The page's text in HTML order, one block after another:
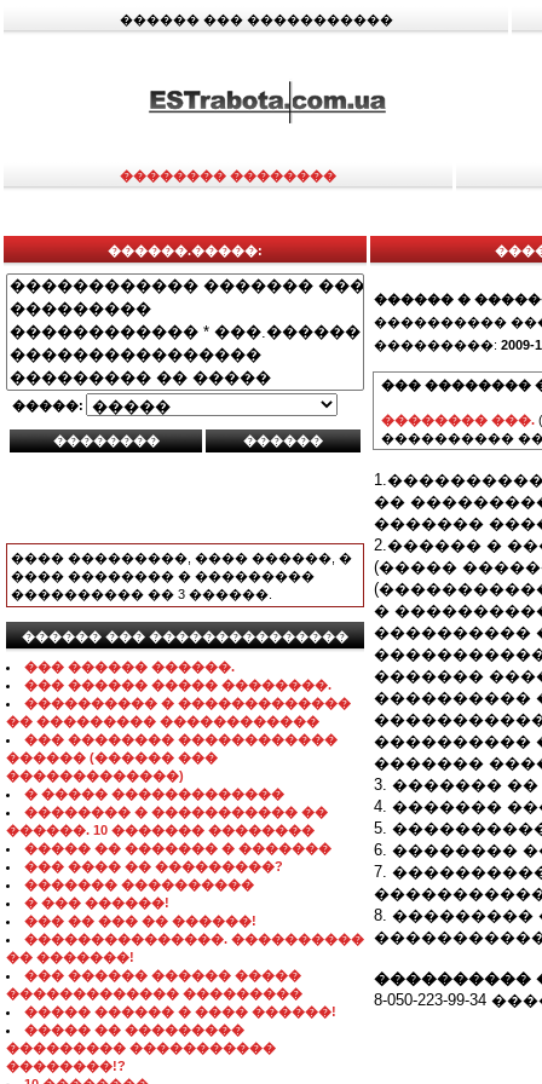
������ ��� �����������
�������� ��������
������.�����:
�����:
���� ���������, ���� ������, �
���� �������� � ���������
���������� �� 3 ������.
������ ��� ���������������
��� ������ ������.
��� ������ ����� ��������.
���������� � �������������
�� ��������� ������������
��� �������� ������������
������ (������ ���
�������������)
� ����� �������������
�������� � ����������� ��
������. 10 ������� ��������
����� �� ������� � �������
��� ���� �� ���������?
������� ����������
� ��� ������!
��� �� ��� �� ������!
���������������. ����������
�� �������!
��� ������ ������ �����
������������� ���������
����� ������ � ���� ������!
����� �� ���������
��������� �����������
��������!?
������ �
����������
���������: 2009-
��� ��������
�������� ���.
����������
��
�������
2.������ �
(�����
�
����������
�������
����������
����������
�������
3. ������� ��
4. �������
5.
6. ��������
7.
8.
����������
8-050-223-99-34